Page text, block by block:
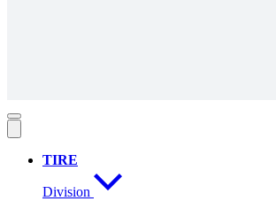
TIRE
Division